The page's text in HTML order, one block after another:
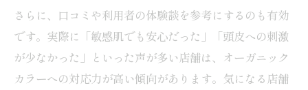
健康な髪色を維持するためのカラー専門店
活用術
成城エリアで話題の色持ち重視サロンの選
び方
さらに、口コミや利用者の体験談を参考にするのも有効
です。実際に「敏感肌でも安心だった」「頭皮への刺激
が少なかった」といった声が多い店舗は、オーガニック
カラーへの対応力が高い傾向があります。気になる店舗